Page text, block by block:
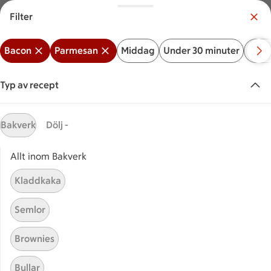
Meny Logga in
Vilken är din butik? Välj butik
Start
Bacon parmesan
Sök ingrediens eller recept
Inga förslag
Bacon
ReceptVisar 23 stycken
(23)
Krämig carbonara
Filter
Bacon Parmesan Middag Under 30 minuter
Typ av recept
Bakverk Dölj -
Allt inom Bakverk
Kladdkaka
Semlor
Brownies
Bullar